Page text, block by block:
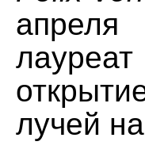
лучей